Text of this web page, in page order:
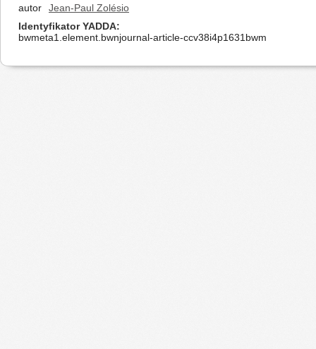
autor
Jean-Paul Zolésio
Identyfikator YADDA
bwmeta1.element.bwnjournal-article-ccv38i4p1631bwm